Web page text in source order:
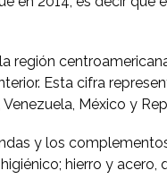
Esta cifra
México y
y los
hierro y